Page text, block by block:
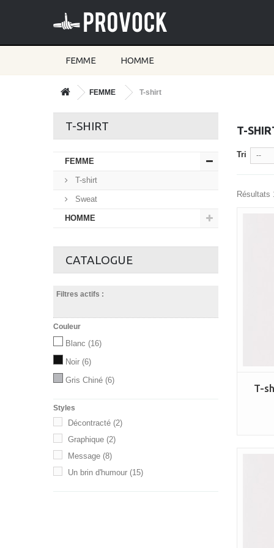
FEMME HOMME
FEMME T-shirt
T-SHIRT
FEMME
T-shirt
Sweat
HOMME
CATALOGUE
Filtres actifs :
Couleur
Blanc (16)
Noir (6)
Gris Chiné (6)
Styles
Décontracté (2)
Graphique (2)
Message (8)
Un brin d'humour (15)
T-
Tri --
Résultats
T-